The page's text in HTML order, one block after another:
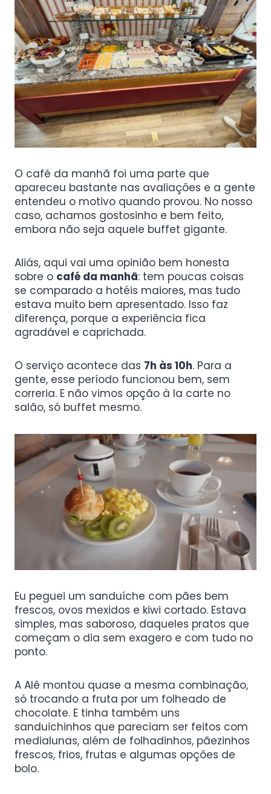
O café da manhã foi uma parte que
apareceu bastante nas avaliações e a gente
entendeu o motivo quando provou. No nosso
caso, achamos gostosinho e bem feito,
embora não seja aquele buffet gigante.
Aliás, aqui vai uma opinião bem honesta
sobre o café da manhã: tem poucas coisas
se comparado a hotéis maiores, mas tudo
estava muito bem apresentado. Isso faz
diferença, porque a experiência fica
agradável e caprichada.
O serviço acontece das 7h às 10h. Para a
gente, esse período funcionou bem, sem
correria. E não vimos opção à la carte no
salão, só buffet mesmo.
Eu peguei um sanduíche com pães bem
frescos, ovos mexidos e kiwi cortado. Estava
simples, mas saboroso, daqueles pratos que
começam o dia sem exagero e com tudo no
ponto.
A Alê montou quase a mesma combinação,
só trocando a fruta por um folheado de
chocolate. E tinha também uns
sanduichinhos que pareciam ser feitos com
medialunas, além de folhadinhos, pãezinhos
frescos, frios, frutas e algumas opções de
bolo.